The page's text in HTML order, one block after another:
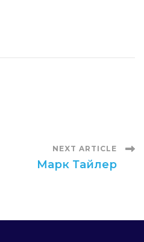
NEXT ARTICLE
Марк Тайлер